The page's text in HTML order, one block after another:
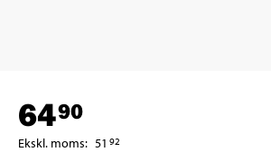
6490
Ekskl. moms: 51 92